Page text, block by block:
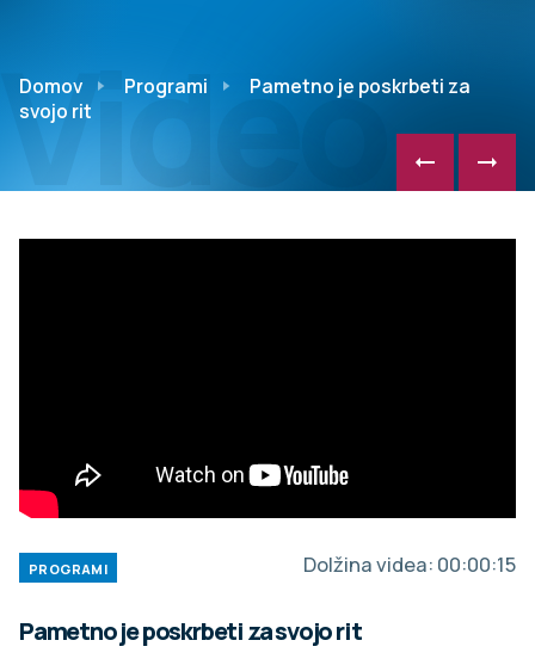
Video
Domov Programi
Pametno je poskrbeti za
svojo rit
PROGRAMI Dolžina videa: 00:00:15
Pametno je poskrbeti za svojo rit